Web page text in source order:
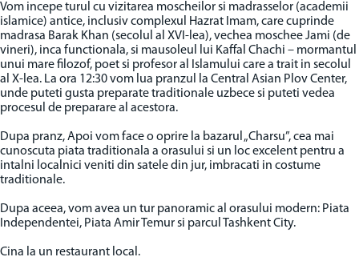
Vom incepe turul cu vizitarea moscheilor si madrasselor (academii
islamice) antice, inclusiv complexul Hazrat Imam, care cuprinde
madrasa Barak Khan (secolul al XVI-lea), vechea moschee Jami (de
vineri), inca functionala, si mausoleul lui Kaffal Chachi – mormantul
unui mare filozof, poet si profesor al Islamului care a trait in secolul
al X-lea. La ora 12:30 vom lua pranzul la Central Asian Plov Center,
unde puteti gusta preparate traditionale uzbece si puteti vedea
procesul de preparare al acestora.
Dupa pranz, Apoi vom face o oprire la bazarul „Charsu”, cea mai
cunoscuta piata traditionala a orasului si un loc excelent pentru a
intalni localnici veniti din satele din jur, imbracati in costume
traditionale.
Dupa aceea, vom avea un tur panoramic al orasului modern: Piata
Independentei, Piata Amir Temur si parcul Tashkent City.
Cina la un restaurant local.